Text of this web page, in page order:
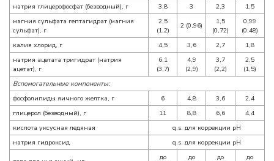
натрия глицерофосфат (безводный), г
3,8 3 2,3
1,5
магния сульфата гептагидрат (магния
сульфат), г
2,5
(1,2)
2 (0,96)
1,5
(0,72)
0,99
(0,48)
калия хлорид, г
4,5 3,6 2,7
1,8
натрия ацетата тригидрат (натрия
ацетат), г
6,1
(3,7)
4,9
(2,9)
3,7
(2,2)
2,5
(1,5)
Вспомогательные компоненты:
фосфолипиды яичного желтка, г
6 4,8 3,6
2,4
глицерол (безводный), г
11 8,8 6,6
4,4
кислота уксусная ледяная
q.s. для коррекции pH
натрия гидроксид
q.s. для коррекции pH
до
до
до
до